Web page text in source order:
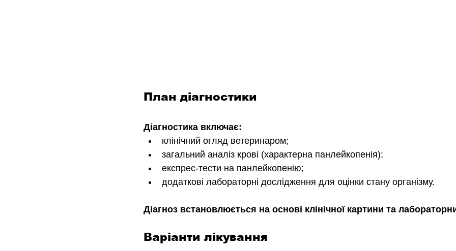
План діагностики
Діагностика включає:
клінічний огляд ветеринаром;
загальний аналіз крові (характерна панлейкопенія);
експрес-тести на панлейкопенію;
додаткові лабораторні дослідження для оцінки стану організму.
Діагноз встановлюється на основі клінічної картини та
Варіанти лікування